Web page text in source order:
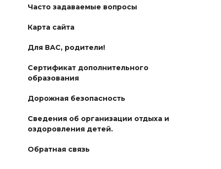
Часто задаваемые вопросы
Карта сайта
Для ВАС, родители!
Сертификат дополнительного
образования
Дорожная безопасность
Сведения об организации отдыха и
оздоровления детей.
Обратная связь